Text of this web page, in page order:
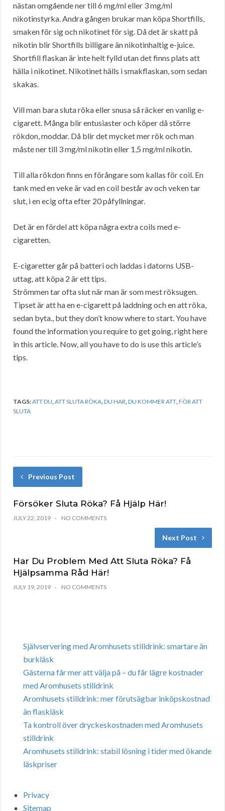
nästan omgående ner till 6 mg/ml eller 3 mg/ml
nikotinstyrka. Andra gången brukar man köpa Shortfills,
smaken för sig och nikotinet för sig. Då det är skatt på
nikotin blir Shortfills billigare än nikotinhaltig e-juice.
Shortfill flaskan är inte helt fylld utan det finns plats att
hälla i nikotinet. Nikotinet hälls i smakflaskan, som sedan
skakas.
Vill man bara sluta röka eller snusa så räcker en vanlig e-
cigarett. Många blir entusiaster och köper då större
rökdon, moddar. Då blir det mycket mer rök och man
måste ner till 3 mg/ml nikotin eller 1,5 mg/ml nikotin.
Till alla rökdon finns en förångare som kallas för coil. En
tank med en veke är vad en coil består av och veken tar
slut, i en ecig ofta efter 20 påfyllningar.
Det är en fördel att köpa några extra coils med e-
cigaretten.
E-cigaretter går på batteri och laddas i datorns USB-
uttag, att köpa 2 är ett tips.
Strömmen tar ofta slut när man är som mest röksugen.
Tipset är att ha en e-cigarett på laddning och en att röka,
sedan byta., but they don’t know where to start. You have
found the information you require to get going, right here
in this article. Now, all you have to do is use this article’s
tips.
TAGS:ATT DU,ATT SLUTA RÖKA,DU HAR,DU KOMMER ATT,FÖR ATT
SLUTA
Previous Post
Försöker Sluta Röka? Få Hjälp Här!
JULY 22, 2019 NO COMMENTS
Next Post
Har Du Problem Med Att Sluta Röka? Få
Hjälpsamma Råd Här!
JULY 19, 2019 NO COMMENTS
Självservering med Aromhusets stilldrink: smartare än
burkläsk
Gästerna får mer att välja på – du får lägre kostnader
med Aromhusets stilldrink
Aromhusets stilldrink: mer förutsägbar inköpskostnad
än flaskläsk
Ta kontroll över dryckeskostnaden med Aromhusets
stilldrink
Aromhusets stilldrink: stabil lösning i tider med ökande
läskpriser
Privacy
Sitemap